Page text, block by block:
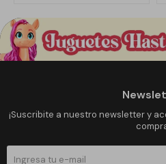
¡Suscribite a nuestro newsletter y